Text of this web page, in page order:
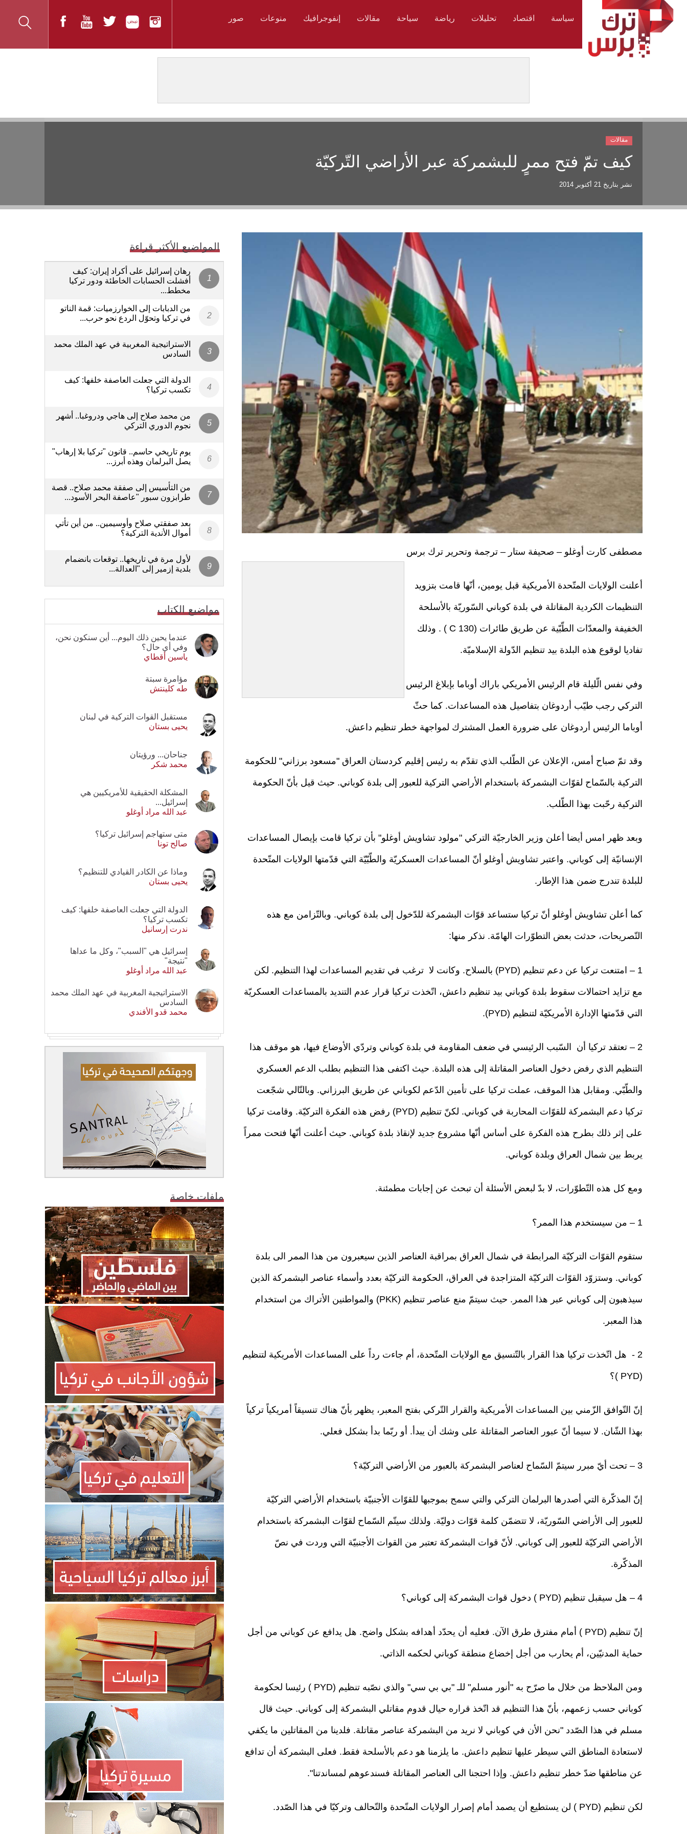
سياسة اقتصاد تحليلات رياضة سياحة مقالات إنفوجرافيك منوعات صور
كيف تمّ فتح ممرٍ للبشمركة عبر الأراضي التّركيّة
نشر بتاريخ 21 أكتوبر 2014
مقالات
مصطفى كارت أوغلو – صحيفة ستار – ترجمة وتحرير ترك برس
أعلنت الولايات المتّحدة الأمريكية قبل يومين، أنّها قامت بتزويد
التنظيمات الكردية المقاتلة في بلدة كوباني السّوريّة بالأسلحة
الخفيفة والمعدّات الطّبّية عن طريق طائرات (C 130 ) . وذلك
تفاديا لوقوع هذه البلدة بيد تنظيم الدّولة الإسلاميّة.
وفي نفس الّليلة قام الرئيس الأمريكي باراك أوباما بإبلاغ الرئيس
التركي رجب طيّب أردوغان بتفاصيل هذه المساعدات. كما حثّ
أوباما الرئيس أردوغان على ضرورة العمل المشترك لمواجهة خطر تنظيم داعش.
وقد تمّ صباح أمس، الإعلان عن الطّلب الذي تقدّم به رئيس إقليم كردستان العراق "مسعود برزاني" للحكومة
التركية بالسّماح لقوّات البشمركة باستخدام الأراضي التركية للعبور إلى بلدة كوباني. حيث قيل بأنّ الحكومة
التركية رحّبت بهذا الطّلب.
وبعد ظهر امس أيضا أعلن وزير الخارجيّة التركي "مولود تشاويش أوغلو" بأن تركيا قامت بإيصال المساعدات
الإنسانيّة إلى كوباني. واعتبر تشاويش أوغلو أنّ المساعدات العسكريّة والطّبّيّة التي قدّمتها الولايات المتّحدة
للبلدة تندرج ضمن هذا الإطار.
كما أعلن تشاويش أوغلو أنّ تركيا ستساعد قوّات البشمركة للدّخول إلى بلدة كوباني. وبالتّزامن مع هذه
التّصريحات، حدثت بعض التطوّرات الهامّة. نذكر منها:
1 – امتنعت تركيا عن دعم تنظيم (PYD) بالسلاح. وكانت لا ترغب في تقديم المساعدات لهذا التنظيم. لكن
مع تزايد احتمالات سقوط بلدة كوباني بيد تنظيم داعش، اتّخذت تركيا قرار عدم التنديد بالمساعدات العسكريّة
التي قدّمتها الإدارة الأمريكيّة لتنظيم (PYD).
2 – تعتقد تركيا أن السّبب الرئيسي في ضعف المقاومة في بلدة كوباني وتردّي الأوضاع فيها، هو موقف هذا
التنظيم الذي رفض دخول العناصر المقاتلة إلى هذه البلدة. حيث اكتفى هذا التنظيم بطلب الدعم العسكري
والطّبّي. ومقابل هذا الموقف، عملت تركيا على تأمين الدّعم لكوباني عن طريق البرزاني. وبالتّالي شجّعت
تركيا دعم البشمركة للقوّات المحاربة في كوباني. لكنّ تنظيم (PYD) رفض هذه الفكرة التركيّة. وقامت تركيا
على إثر ذلك بطرح هذه الفكرة على أساس أنّها مشروع جديد لإنقاذ بلدة كوباني. حيث أعلنت أنّها فتحت ممراً
يربط بين شمال العراق وبلدة كوباني.
ومع كل هذه التّطوّرات، لا بدّ لبعض الأسئلة أن تبحث عن إجابات مطمئنة.
1 – من سيستخدم هذا الممر؟
ستقوم القوّات التركيّة المرابطة في شمال العراق بمراقبة العناصر الذين سيعبرون من هذا الممر الى بلدة
كوباني. وستزوّد القوّات التركيّة المتزاجدة في العراق، الحكومة التركيّة بعدد وأسماء عناصر البشمركة الذين
سيذهبون إلى كوباني عبر هذا الممر. حيث سيتمّ منع عناصر تنظيم (PKK) والمواطنين الأتراك من استخدام
هذا المعبر.
2 - هل اتّخذت تركيا هذا القرار بالتّنسيق مع الولايات المتّحدة، أم جاءت رداً على المساعدات الأمريكية لتنظيم
(PYD )؟
إنّ التّوافق الزّمني بين المساعدات الأمريكية والقرار التّركي بفتح المعبر، يظهر بأنّ هناك تنسيقاً أمريكياً تركياً
بهذا الشّان. لا سيما أنّ عبور العناصر المقاتلة على وشك أن يبدأ. أو ربّما بدأ بشكل فعلي.
3 – تحت أيّ مبرر سيتمّ السّماح لعناصر البشمركة بالعبور من الأراضي التركيّة؟
إنّ المذكّرة التي أصدرها البرلمان التركي والتي سمح بموجبها للقوّات الأجنبيّة باستخدام الأراضي التركيّة
للعبور إلى الأراضي السّوريّة، لا تتضمّن كلمة قوّات دوليّة. ولذلك سيتّم السّماح لقوّات البشمركة باستخدام
الأراضي التركيّة للعبور إلى كوباني. لأنّ قوات البشمركة تعتبر من القوات الأجنبيّة التي وردت في نصّ
المذكّرة.
4 – هل سيقبل تنظيم (PYD ) دخول قوات البشمركة إلى كوباني؟
إنّ تنظيم (PYD ) أمام مفترق طرق الآن. فعليه أن يحدّد أهدافه بشكل واضح. هل يدافع عن كوباني من أجل
حماية المدنيّين، أم يحارب من أجل إخضاع منطقة كوباني لحكمه الذاتي.
ومن الملاحظ من خلال ما صرّح به "أنور مسلم" للـ "بي بي سي" والذي نصّبه تنظيم (PYD ) رئيسا لحكومة
كوباني حسب زعمهم، بأنّ هذا التنظيم قد اتّخذ قراره حيال قدوم مقاتلي البشمركة إلى كوباني. حيث قال
مسلم في هذا الصّدد "نحن الأن في كوباني لا نريد من البشمركة عناصر مقاتلة. فلدينا من المقاتلين ما يكفي
لاستعادة المناطق التي سيطر عليها تنظيم داعش. ما يلزمنا هو دعم بالأسلحة فقط. فعلى البشمركة أن تدافع
عن مناطقها ضدّ خطر تنظيم داعش. وإذا احتجنا الى العناصر المقاتلة فسندعوهم لمساندتنا".
لكن تنظيم (PYD ) لن يستطيع أن يصمد أمام إصرار الولايات المتّحدة والتّحالف وتركيّا في هذا الصّدد.
المواضيع الأكثر قراءة
رهان إسرائيل على أكراد إيران: كيف
أفشلت الحسابات الخاطئة ودور تركيا
مخطط...
من الدبابات إلى الخوارزميات: قمة الناتو
في تركيا وتحوّل الردع نحو حرب...
الاستراتيجية المغربية في عهد الملك محمد
السادس
الدولة التي جعلت العاصفة خلفها: كيف
تكسب تركيا؟
من محمد صلاح إلى هاجي ودروغبا.. أشهر
نجوم الدوري التركي
يوم تاريخي حاسم.. قانون "تركيا بلا إرهاب"
يصل البرلمان وهذه أبرز...
من التأسيس إلى صفقة محمد صلاح.. قصة
طرابزون سبور "عاصفة البحر الأسود...
بعد صفقتي صلاح وأوسيمين.. من أين تأتي
أموال الأندية التركية؟
لأول مرة في تاريخها.. توقعات بانضمام
بلدية إزمير إلى "العدالة...
مواضيع الكتاب
عندما يحين ذلك اليوم... أين سنكون نحن،
وفي أي حال؟
ياسين أقطاي
مؤامرة سبتة
طه كلينتش
مستقبل القوات التركية في لبنان
يحيى بستان
جناحان... ورؤيتان
محمد شكر
المشكلة الحقيقية للأمريكيين هي
إسرائيل...
عبد الله مراد أوغلو
متى ستهاجم إسرائيل تركيا؟
صالح تونا
وماذا عن الكادر القيادي للتنظيم؟
يحيى بستان
الدولة التي جعلت العاصفة خلفها: كيف
تكسب تركيا؟
ندرت إرسانيل
إسرائيل هي "السبب"، وكل ما عداها
"نتيجة"
عبد الله مراد أوغلو
الاستراتيجية المغربية في عهد الملك محمد
السادس
محمد قدو الأفندي
ملفات خاصة